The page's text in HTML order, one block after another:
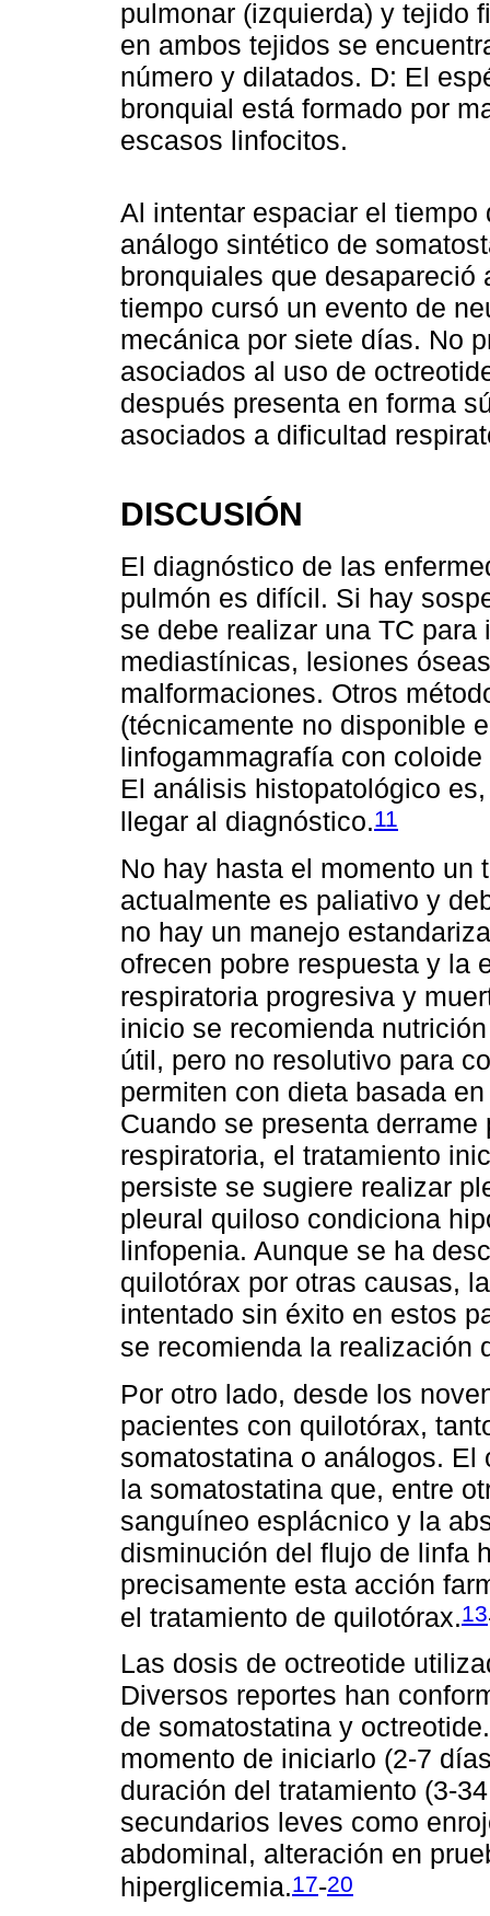
pulmonar (izquierda) y tejido
en ambos tejidos se
número y dilatados. D: El
bronquial está formado por
escasos linfocitos.
Al intentar espaciar el
análogo sintético de
bronquiales que
tiempo cursó un evento de
mecánica por siete días. No
asociados al uso de
después presenta en forma
asociados a dificultad
DISCUSIÓN
El diagnóstico de las
pulmón es difícil. Si hay
se debe realizar una TC
mediastínicas, lesiones
malformaciones. Otros
(técnicamente no disponible
linfogammagrafía con
El análisis histopatológico
llegar al diagnóstico.11
No hay hasta el momento un
actualmente es paliativo y
no hay un manejo
ofrecen pobre respuesta y la
respiratoria progresiva y
inicio se recomienda
útil, pero no resolutivo para
permiten con dieta basada
Cuando se presenta
respiratoria, el tratamiento
persiste se sugiere realizar
pleural quiloso condiciona
linfopenia. Aunque se ha
quilotórax por otras causas,
intentado sin éxito en estos
se recomienda la realización
Por otro lado, desde los
pacientes con quilotórax,
somatostatina o análogos.
la somatostatina que, entre
sanguíneo esplácnico y la
disminución del flujo de linfa
precisamente esta acción
el tratamiento de quilotórax.13
Las dosis de octreotide
Diversos reportes han
de somatostatina y
momento de iniciarlo (2-7
duración del tratamiento (3-
secundarios leves como
abdominal, alteración en
hiperglicemia.17-20